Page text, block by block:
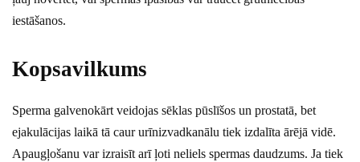
iestāšanos.
Kopsavilkums
Sperma galvenokārt veidojas sēklas pūslīšos un prostatā, bet
ejakulācijas laikā tā caur urīnizvadkanālu tiek izdalīta ārējā vidē.
Apaugļošanu var izraisīt arī ļoti neliels spermas daudzums. Ja tiek